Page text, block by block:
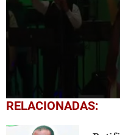
0
seconds
RELACIONADAS: